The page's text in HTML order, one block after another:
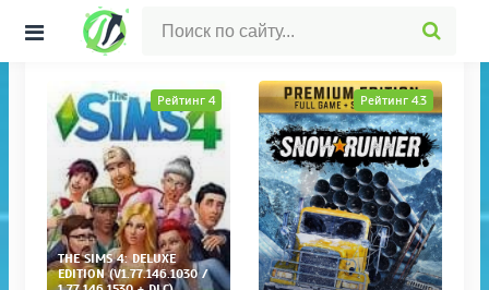
ГЛАВНАЯ СТРАНИЦА ИГРЫ ПРОГРАММЫ ОПЕРАЦИОННЫЕ
THE SIMS 4: DELUXE
EDITION (V1.77.146.1030 /
Рейтинг 4 Рейтинг 4.3